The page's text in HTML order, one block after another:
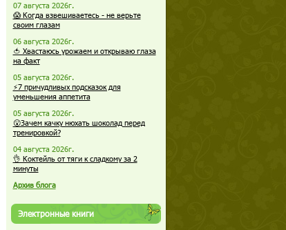
07 августа 2026г.
😱 Когда взвешиваетесь - не верьте
своим глазам
06 августа 2026г.
🍅 Хвастаюсь урожаем и открываю глаза
на факт
05 августа 2026г.
⚡7 причудливых подсказок для
уменьшения аппетита
05 августа 2026г.
😮Зачем качку нюхать шоколад перед
тренировкой?
04 августа 2026г.
👌 Коктейль от тяги к сладкому за 2
минуты
Архив блога
Электронные книги